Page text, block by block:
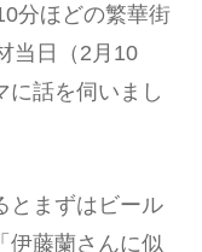
分ほどの繁華街
当日（2月10
に話を伺いまし
とまずはビール
伊藤蘭さんに似